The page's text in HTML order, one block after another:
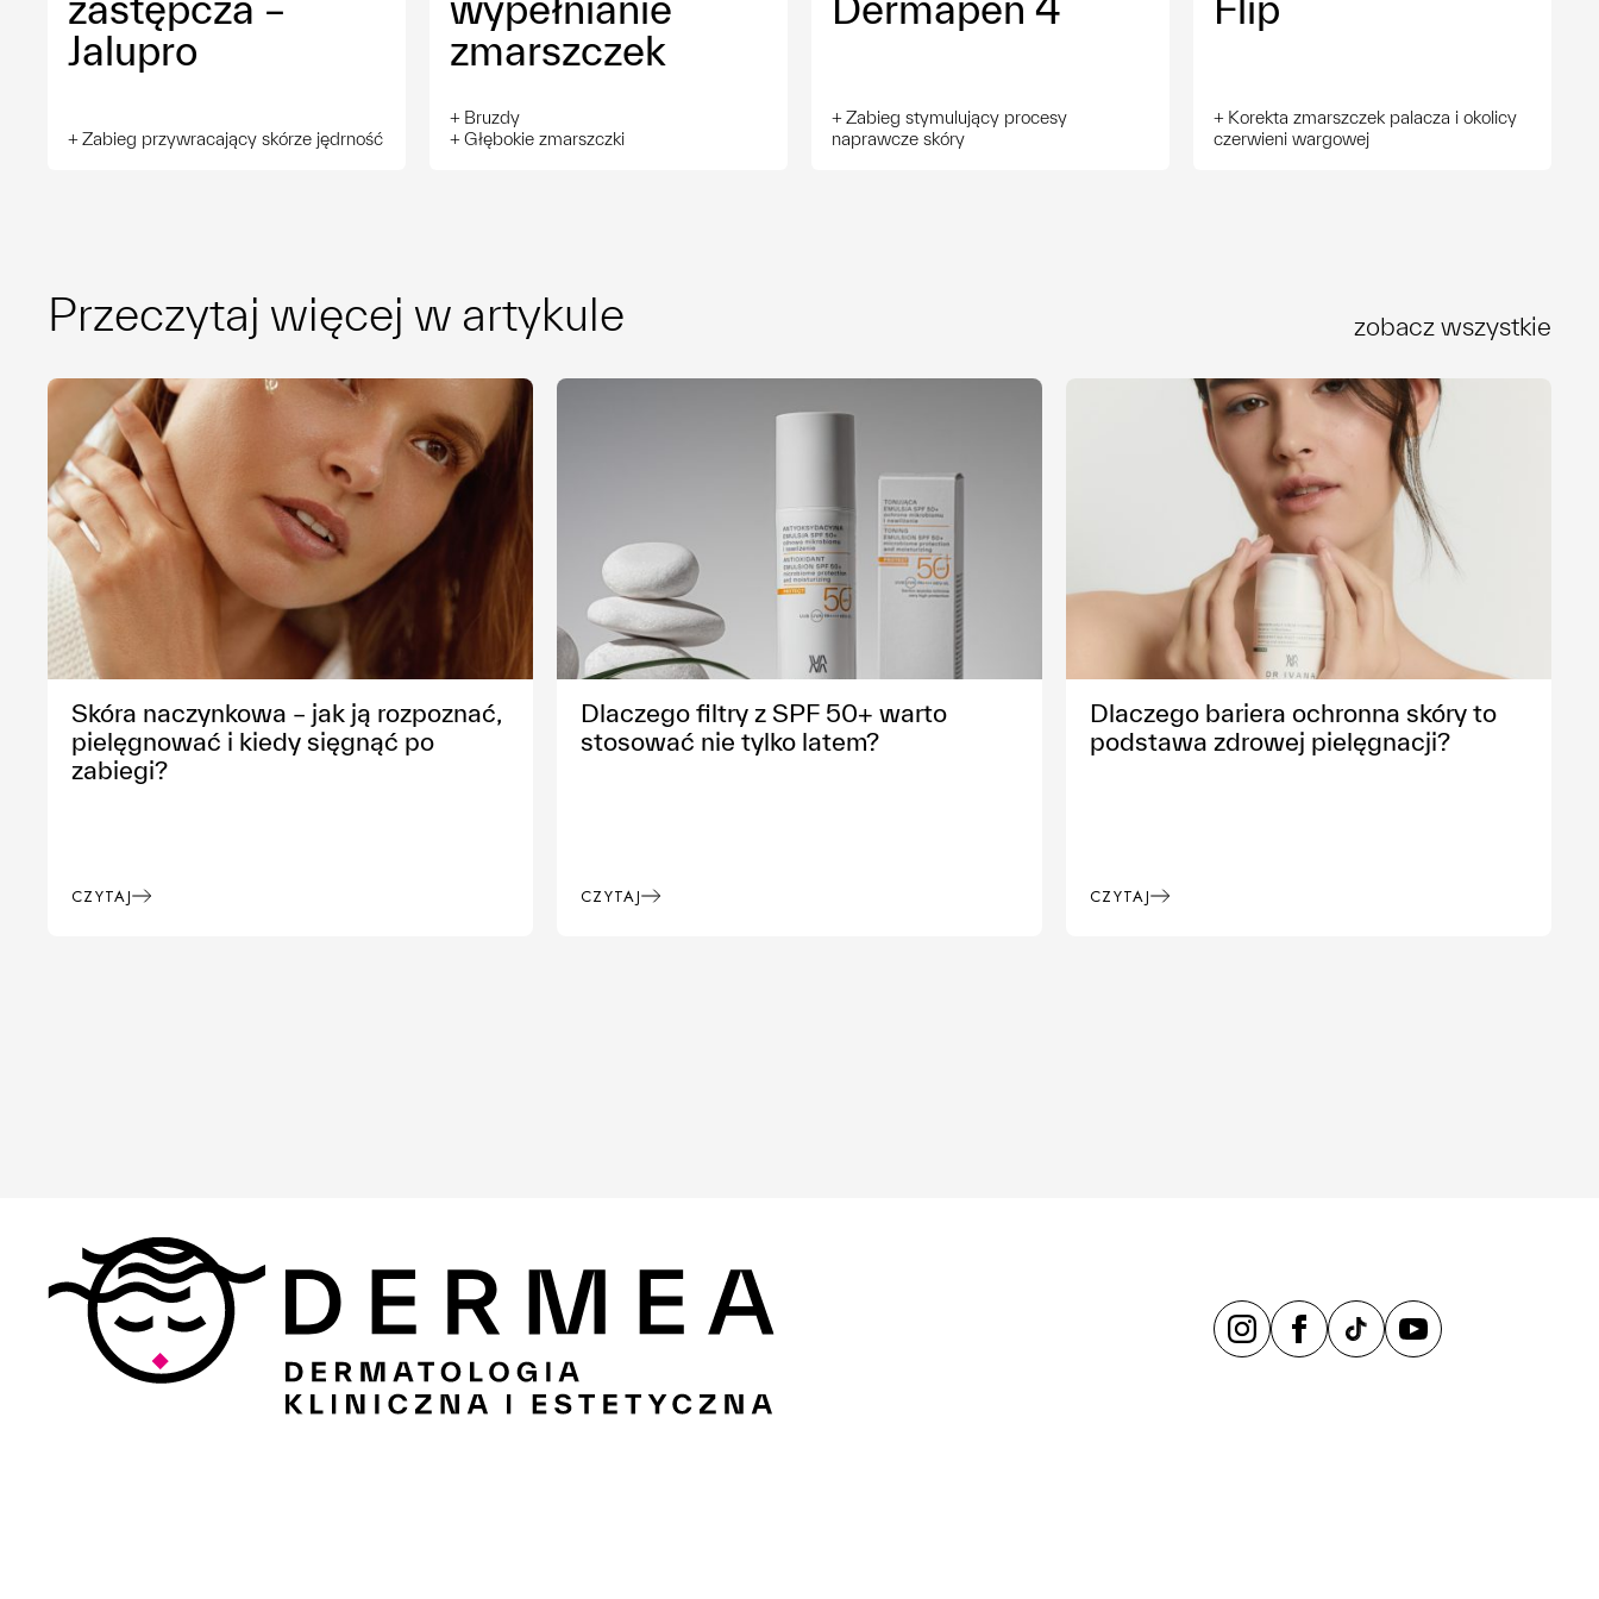
4800 zł
6000 zł
Dłonie
Jalupro
Zabieg przywracający skórze jędrność
zmarszczek
Bruzdy
Głębokie zmarszczki
Zabieg stymulujący procesy
naprawcze skóry
Korekta zmarszczek palacza i okolicy
czerwieni wargowej
Przeczytaj więcej w artykule zobacz wszystkie
Skóra naczynkowa – jak ją rozpoznać,
pielęgnować i kiedy sięgnąć po
zabiegi?
CZYTAJ
Dlaczego filtry z SPF 50+ warto
stosować nie tylko latem?
CZYTAJ
Dlaczego bariera ochronna skóry to
podstawa zdrowej pielęgnacji?
CZYTAJ